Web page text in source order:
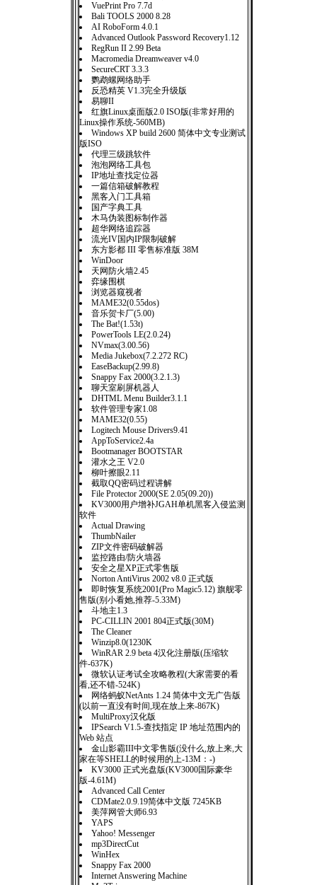
VuePrint Pro 7.7d
Bali TOOLS 2000 8.28
AI RoboForm 4.0.1
Advanced Outlook Password Recovery1.12
RegRun II 2.99 Beta
Macromedia Dreamweaver v4.0
SecureCRT 3.3.3
鹦鹉螺网络助手
反恐精英 V1.3完全升级版
易聊II
红旗Linux桌面版2.0 ISO版(非常好用的
Linux操作系统-560MB)
Windows XP build 2600 简体中文专业测试
版ISO
代理三级跳软件
泡泡网络工具包
IP地址查找定位器
一篇信箱破解教程
黑客入门工具箱
国产字典工具
木马伪装图标制作器
超华网络追踪器
流光IV国内IP限制破解
东方影都 III 零售标准版 38M
WinDoor
天网防火墙2.45
弈缘围棋
浏览器窥视者
MAME32(0.55dos)
音乐贺卡厂(5.00)
The Bat!(1.53t)
PowerTools LE(2.0.24)
NVmax(3.00.56)
Media Jukebox(7.2.272 RC)
EaseBackup(2.99.8)
Snappy Fax 2000(3.2.1.3)
聊天室刷屏机器人
DHTML Menu Builder3.1.1
软件管理专家1.08
MAME32(0.55)
Logitech Mouse Drivers9.41
AppToService2.4a
Bootmanager BOOTSTAR
灌水之王 V2.0
柳叶擦眼2.11
截取QQ密码过程讲解
File Protector 2000(SE 2.05(09.20))
KV3000用户增补JGAH单机黑客入侵监测
软件
Actual Drawing
ThumbNailer
ZIP文件密码破解器
监控路由/防火墙器
安全之星XP正式零售版
Norton AntiVirus 2002 v8.0 正式版
即时恢复系统2001(Pro Magic5.12) 旗舰零
售版(别小看她,推荐-5.33M)
斗地主1.3
PC-CILLIN 2001 804正式版(30M)
The Cleaner
Winzip8.0(1230K
WinRAR 2.9 beta 4汉化注册版(压缩软
件-637K)
微软认证考试全攻略教程(大家需要的看
看,还不错-524K)
网络蚂蚁NetAnts 1.24 简体中文无广告版
(以前一直没有时间,现在放上来-867K)
MultiProxy汉化版
IPSearch V1.5-查找指定 IP 地址范围内的
Web 站点
金山影霸III中文零售版(没什么,放上来,大
家在等SHELL的时候用的上-13M：-)
KV3000 正式光盘版(KV3000国际豪华
版-4.61M)
Advanced Call Center
CDMate2.0.9.19简体中文版 7245KB
美萍网管大师6.93
YAPS
Yahoo! Messenger
mp3DirectCut
WinHex
Snappy Fax 2000
Internet Answering Machine